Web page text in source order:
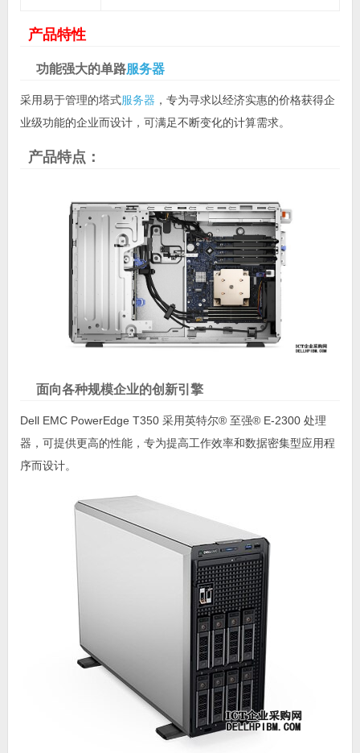
产品特性
功能强大的单路服务器
采用易于管理的塔式服务器 ，专为寻求以经济实惠的价格获得企
业级功能的企业而设计，可满足不断变化的计算需求。
产品特点：
面向各种规模企业的创新引擎
Dell EMC PowerEdge T350 采用英特尔® 至强® E-2300 处理
器，可提供更高的性能，专为提高工作效率和数据密集型应用程
序而设计。